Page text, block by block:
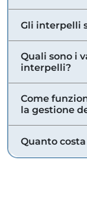
Gli interpelli
Quali sono i
interpelli?
Come
la gestione
Quanto